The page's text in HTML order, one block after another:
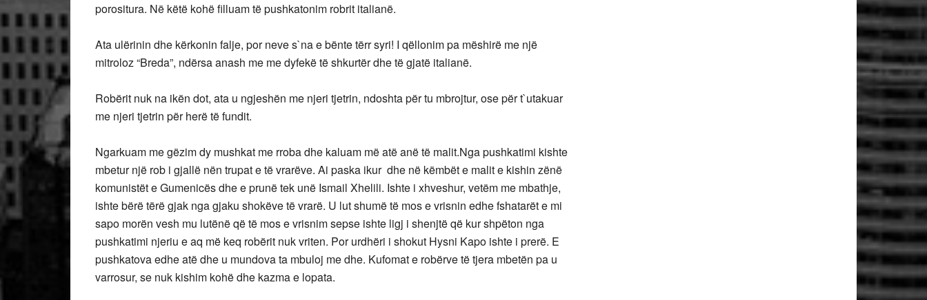
porositura. Në këtë kohë filluam të pushkatonim robrit italianë.
Ata ulërinin dhe kërkonin falje, por neve s`na e bënte tërr syri! I qëllonim pa mëshirë me një
mitroloz “Breda”, ndërsa anash me me dyfekë të shkurtër dhe të gjatë italianë.
Robërit nuk na ikën dot, ata u ngjeshën me njeri tjetrin, ndoshta për tu mbrojtur, ose për t`utakuar
me njeri tjetrin për herë të fundit.
Ngarkuam me gëzim dy mushkat me rroba dhe kaluam më atë anë të malit.Nga pushkatimi kishte
mbetur një rob i gjallë nën trupat e të vrarëve. Ai paska ikur dhe në këmbët e malit e kishin zënë
komunistët e Gumenicës dhe e prunë tek unë Ismail Xhelili. Ishte i xhveshur, vetëm me mbathje,
ishte bërë tërë gjak nga gjaku shokëve të vrarë. U lut shumë të mos e vrisnin edhe fshatarët e mi
sapo morën vesh mu lutënë që të mos e vrisnim sepse ishte ligj i shenjtë që kur shpëton nga
pushkatimi njeriu e aq më keq robërit nuk vriten. Por urdhëri i shokut Hysni Kapo ishte i prerë. E
pushkatova edhe atë dhe u mundova ta mbuloj me dhe. Kufomat e robërve të tjera mbetën pa u
varrosur, se nuk kishim kohë dhe kazma e lopata.